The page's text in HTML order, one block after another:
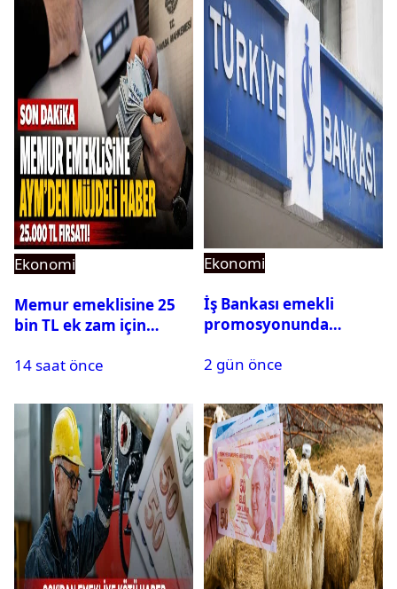
Ekonomi
Memur emeklisine 25
bin TL ek zam için
14 saat önce
Ekonomi
İş Bankası emekli
promosyonunda
Toplam 25 Bin TL
2 gün önce